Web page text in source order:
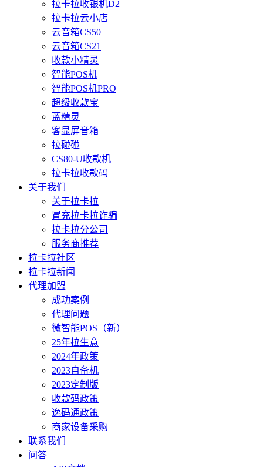
拉卡拉收银机D2
拉卡拉云小店
云音箱CS50
云音箱CS21
收款小精灵
智能POS机
智能POS机PRO
超级收款宝
蓝精灵
客显屏音箱
拉碰碰
CS80-U收款机
拉卡拉收款码
关于我们
关于拉卡拉
冒充拉卡拉诈骗
拉卡拉分公司
服务商推荐
拉卡拉社区
拉卡拉新闻
代理加盟
成功案例
代理问题
微智能POS（新）
25年拉生意
2024年政策
2023自备机
2023定制版
收款码政策
逸码通政策
商家设备采购
联系我们
问答